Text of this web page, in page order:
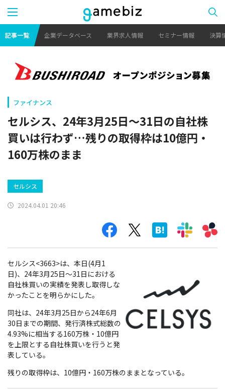
記事一覧 企業データベース 業界求人情報 セミナー情報 決算
ファイナンス
セルシス、24年3月25日～31日の自社株
買いは行わず…残りの取得枠は10億円・
160万株のまま
セルシス
2024.04.01 20:46
セルシス<3663>は、本日(4月1
日)、24年3月25日～31日における
自社株買いの実績を発表し取得しな
かったことを明らかにした。
同社は、24年3月25日から24年6月
30日までの期間、発行済株式総数の
4.93%に相当する160万株・10億円
を上限とする自社株買いを行うと発
表している。
残りの取得枠は、10億円・160万株のままとなっている。